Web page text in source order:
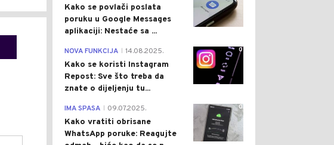
Kako se povlači poslata
poruku u Google Messages
aplikaciji: Nestaće sa ...
0
NOVA FUNKCIJA 14.08.2025.
Kako se koristi Instagram
Repost: Sve što treba da
znate o dijeljenju tu...
0
IMA SPASA 09.07.2025.
Kako vratiti obrisane
WhatsApp poruke: Reagujte